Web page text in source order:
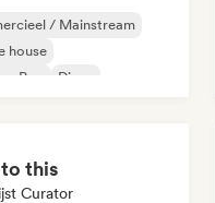
/ Mainstream
house
Pop
Disco
this
Curator